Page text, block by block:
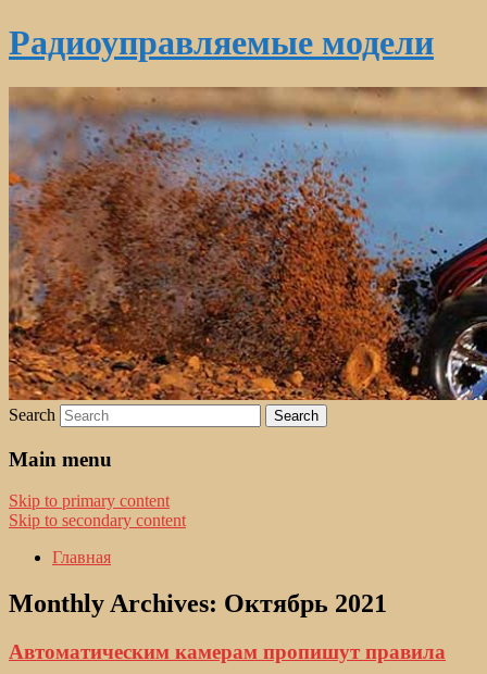
Радиоуправляемые модели
Search
Main menu
Skip to primary content
Skip to secondary content
Главная
Monthly Archives: Октябрь 2021
Автоматическим камерам пропишут правила